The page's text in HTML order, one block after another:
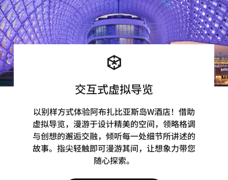
交互式虚拟导览
以别样方式体验阿布扎比亚斯岛W酒店！借助
虚拟导览，漫游于设计精美的空间，领略格调
与创想的邂逅交融，倾听每一处细节所讲述的
故事。指尖轻触即可漫游其间，让想象力带您
随心探索。